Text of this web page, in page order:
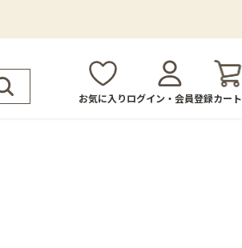
お気に入りログイン・会員登録カート